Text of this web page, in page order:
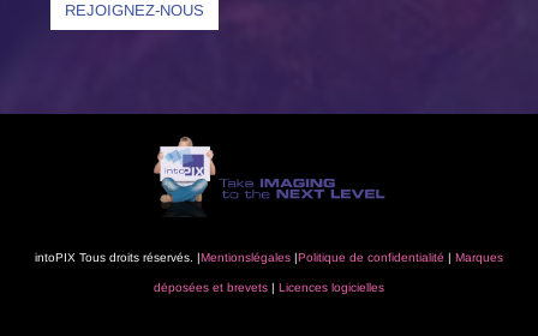
REJOIGNEZ-NOUS
intoPIX Tous droits réservés. |Mentionslégales |Politique de confidentialité | Marques
déposées et brevets | Licences logicielles